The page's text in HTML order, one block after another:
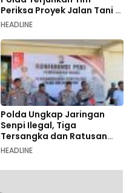
Periksa Proyek Jalan Tani di
Galala
HEADLINE
Polda Ungkap Jaringan
Senpi Ilegal, Tiga
Tersangka dan Ratusan
Amunisi Diamankan
HEADLINE